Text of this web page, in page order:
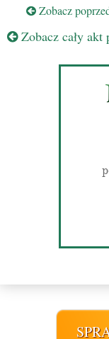
Zobacz
Zobacz cały akt